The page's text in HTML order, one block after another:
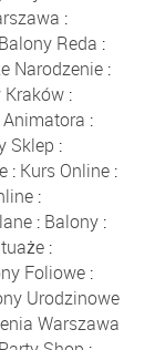
:
Balony Reda :
Narodzenie:
Kraków :
Animatora :
Sklep :
: Kurs Online:
:
: Balony :
:
Foliowe :
Urodzinowe
Warszawa